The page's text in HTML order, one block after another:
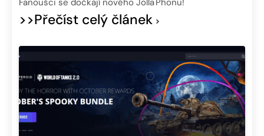
Fanoušci se dočkají nového Jolla Phonu!
>>Přečíst celý článek